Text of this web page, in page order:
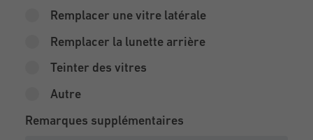
Remplacer une vitre latérale
Remplacer la lunette arrière
Teinter des vitres
Autre
Remarques supplémentaires